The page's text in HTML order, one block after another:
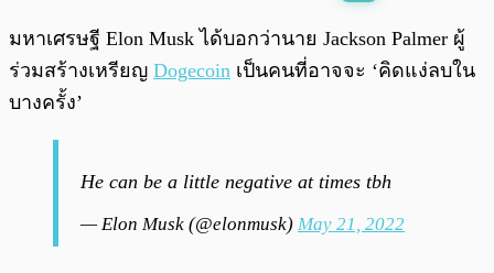
พร้อมเล่น
มหาเศรษฐี Elon Musk ได้บอกว่านาย Jackson Palmer ผู้
ร่วมสร้างเหรียญ Dogecoin เป็นคนที่อาจจะ ‘คิดแง่ลบใน
บางครั้ง’
He can be a little negative at times tbh
— Elon Musk (@elonmusk) May 21, 2022